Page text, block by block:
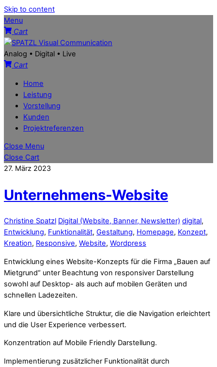
Skip to content
Menu
Cart
Analog • Digital • Live
Cart
Home
Leistung
Vorstellung
Kunden
Projektreferenzen
Close Menu
Close Cart
27. März 2023
Unternehmens-Website
Christine Spatzl Digital (Website, Banner, Newsletter) digital,
Entwicklung, Funktionalität, Gestaltung, Homepage, Konzept,
Kreation, Responsive, Website, Wordpress
Entwicklung eines Website-Konzepts für die Firma „Bauen auf
Mietgrund“ unter Beachtung von responsiver Darstellung
sowohl auf Desktop- als auch auf mobilen Geräten und
schnellen Ladezeiten.
Klare und übersichtliche Struktur, die die Navigation erleichtert
und die User Experience verbessert.
Konzentration auf Mobile Friendly Darstellung.
Implementierung zusätzlicher Funktionalität durch